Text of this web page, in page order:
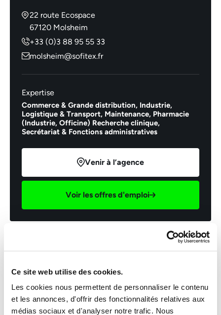
Ce site web utilise des cookies.
Les cookies nous permettent de personnaliser le contenu
et les annonces, d'offrir des fonctionnalités relatives aux
médias sociaux et d'analyser notre trafic. Nous
22 route Ecospace
67120 Molsheim
+33 (0)3 88 95 55 33
molsheim@sofitex.fr
Expertise
Commerce & Grande distribution, Industrie,
Logistique & Transport, Maintenance, Pharmacie
(Industrie, Officine) Recherche clinique,
Secrétariat & Fonctions administratives
Venir à l’agence
Voir les offres d'emploi
Email *